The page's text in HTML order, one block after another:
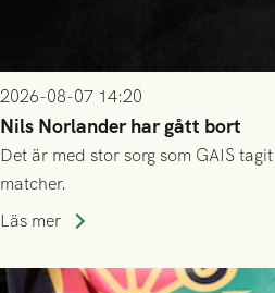
2026-08-07 14:20
Nils Norlander har gått bort
Det är med stor sorg som GAIS
matcher.
Läs mer